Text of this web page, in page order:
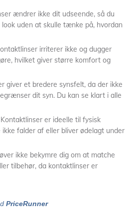
ændrer ikke dit udseende, så du
uden at skulle tænke på, hvordan
irriterer ikke og dugger
hvilket giver større komfort og
giver et bredere synsfelt, da der ikke
dit syn. Du kan se klart i alle
Kontaktlinser er ideelle til fysisk
falder af eller bliver ødelagt under
ikke bekymre dig om at matche
tilbehør, da kontaktlinser er
PriceRunner